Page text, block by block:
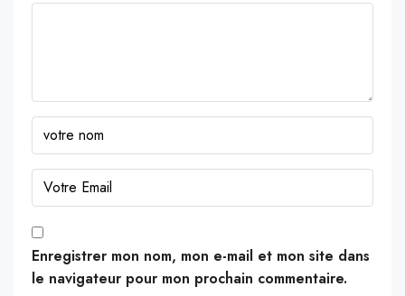
Enregistrer mon nom, mon e-mail et mon site dans
le navigateur pour mon prochain commentaire.